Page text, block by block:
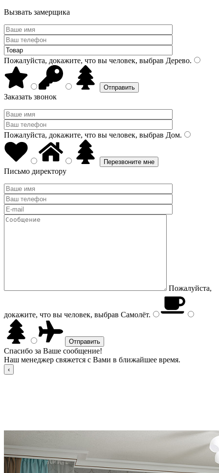
Вызвать замерщика
Пожалуйста, докажите, что вы человек, выбрав Дерево.
Заказать звонок
Пожалуйста, докажите, что вы человек, выбрав Дом.
Письмо директору
Пожалуйста,
докажите, что вы человек, выбрав Самолёт.
Спасибо за Ваше сообщение!
Наш менеджер свяжется с Вами в ближайшее время.